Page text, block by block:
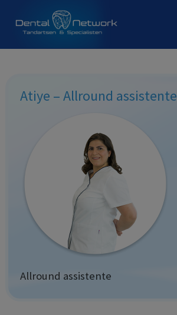
Atiye – Allround assistente
Allround assistente